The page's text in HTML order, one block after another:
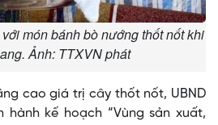
món bánh bò nướng thốt nốt khi
Ảnh: TTXVN phát
cao giá trị cây thốt nốt, UBND
kế hoạch “Vùng sản xuất,